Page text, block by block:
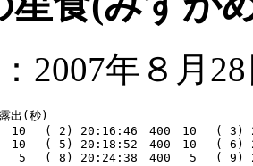
2007年８月
出(秒)
10 　( 2) 20:16:46　400　10　 ( 3)
10　 ( 5) 20:18:52　400　10　 ( 6)